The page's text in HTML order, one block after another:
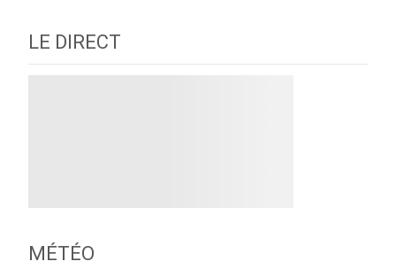
LE DIRECT
MÉTÉO